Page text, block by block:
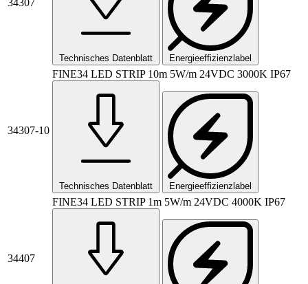
Technisches Datenblatt Energieeffizienzlabel
34307-10
FINE34 LED STRIP 10m 5W/m 24VDC 3000K IP67
Technisches Datenblatt Energieeffizienzlabel
34407
FINE34 LED STRIP 1m 5W/m 24VDC 4000K IP67